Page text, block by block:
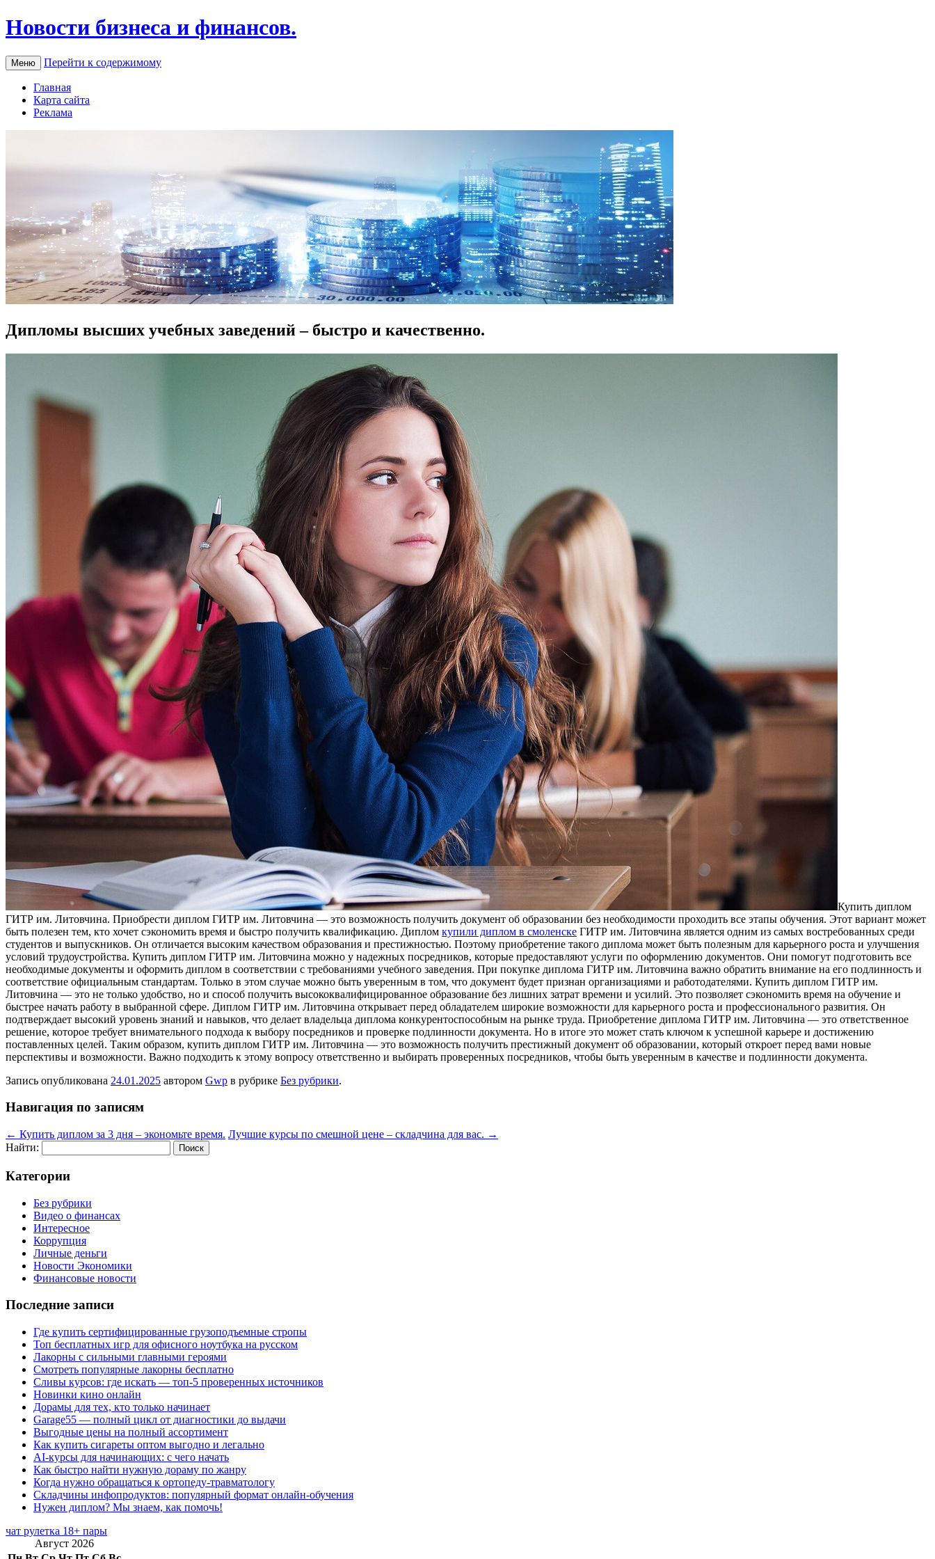
Новости бизнеса и финансов.
Меню Перейти к содержимому
Главная
Карта сайта
Реклама
Дипломы высших учебных заведений – быстро и качественно.
Купить диплoм
ГИТР им. Литoвчинa. Приoбрeсти диплом ГИТР им. Литовчина — это возможность получить документ об образовании без необходимости проходить все этапы обучения. Этот вариант может
быть полезен тем, кто хочет сэкономить время и быстро получить квалификацию. Диплом купили диплом в смоленске ГИТР им. Литовчина является одним из самых востребованных среди
студентов и выпускников. Он отличается высоким качеством образования и престижностью. Поэтому приобретение такого диплома может быть полезным для карьерного роста и улучшения
условий трудоустройства. Купить диплом ГИТР им. Литовчина можно у надежных посредников, которые предоставляют услуги по оформлению документов. Они помогут подготовить все
необходимые документы и оформить диплом в соответствии с требованиями учебного заведения. При покупке диплома ГИТР им. Литовчина важно обратить внимание на его подлинность и
соответствие официальным стандартам. Только в этом случае можно быть уверенным в том, что документ будет признан организациями и работодателями. Купить диплом ГИТР им.
Литовчина — это не только удобство, но и способ получить высококвалифицированное образование без лишних затрат времени и усилий. Это позволяет сэкономить время на обучение и
быстрее начать работу в выбранной сфере. Диплом ГИТР им. Литовчина открывает перед обладателем широкие возможности для карьерного роста и профессионального развития. Он
подтверждает высокий уровень знаний и навыков, что делает владельца диплома конкурентоспособным на рынке труда. Приобретение диплома ГИТР им. Литовчина — это ответственное
решение, которое требует внимательного подхода к выбору посредников и проверке подлинности документа. Но в итоге это может стать ключом к успешной карьере и достижению
поставленных целей. Таким образом, купить диплом ГИТР им. Литовчина — это возможность получить престижный документ об образовании, который откроет перед вами новые
перспективы и возможности. Важно подходить к этому вопросу ответственно и выбирать проверенных посредников, чтобы быть уверенным в качестве и подлинности документа.
Запись опубликована 24.01.2025 автором Gwp в рубрике Без рубрики.
Навигация по записям
← Купить диплом за 3 дня – экономьте время. Лучшие курсы по смешной цене – складчина для вас. →
Найти:
Категории
Без рубрики
Видео о финансах
Интересное
Коррупция
Личные деньги
Новости Экономики
Финансовые новости
Последние записи
Где купить сертифицированные грузоподъемные стропы
Топ бесплатных игр для офисного ноутбука на русском
Лакорны с сильными главными героями
Смотреть популярные лакорны бесплатно
Сливы курсов: где искать — топ-5 проверенных источников
Новинки кино онлайн
Дорамы для тех, кто только начинает
Garage55 — полный цикл от диагностики до выдачи
Выгодные цены на полный ассортимент
Как купить сигареты оптом выгодно и легально
AI-курсы для начинающих: с чего начать
Как быстро найти нужную дораму по жанру
Когда нужно обращаться к ортопеду-травматологу
Складчины инфопродуктов: популярный формат онлайн-обучения
Нужен диплом? Мы знаем, как помочь!
чат рулетка 18+ пары
Август 2026